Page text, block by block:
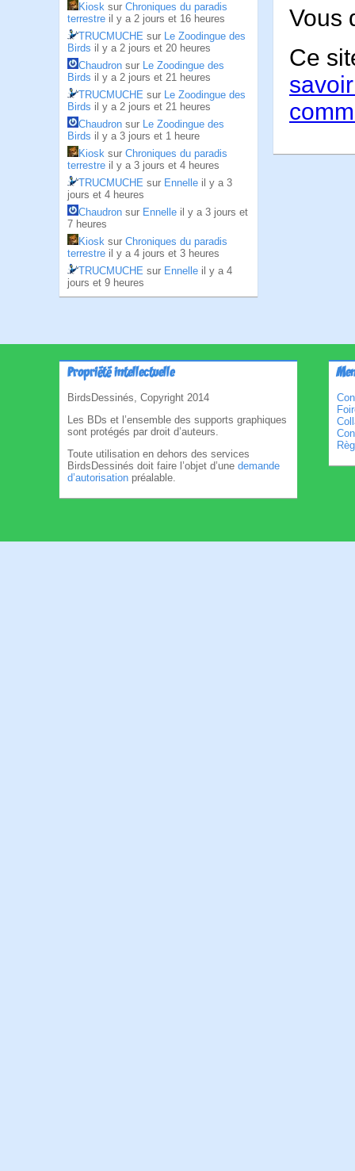
Kiosk sur Chroniques du paradis
terrestre il y a 2 jours et 16 heures
TRUCMUCHE sur Le Zoodingue des
Birds il y a 2 jours et 20 heures
Chaudron sur Le Zoodingue des
Birds il y a 2 jours et 21 heures
TRUCMUCHE sur Le Zoodingue des
Birds il y a 2 jours et 21 heures
Chaudron sur Le Zoodingue des
Birds il y a 3 jours et 1 heure
Kiosk sur Chroniques du paradis
terrestre il y a 3 jours et 4 heures
TRUCMUCHE sur Ennelle il y a 3
jours et 4 heures
Chaudron sur Ennelle il y a 3 jours et
7 heures
Kiosk sur Chroniques du paradis
terrestre il y a 4 jours et 3 heures
TRUCMUCHE sur Ennelle il y a 4
jours et 9 heures
Vous
Ce
Propriété intellectuelle
BirdsDessinés, Copyright 2014
Les BDs et l’ensemble des supports graphiques
sont protégés par droit d’auteurs.
Toute utilisation en dehors des services
BirdsDessinés doit faire l’objet d’une demande
d’autorisation préalable.